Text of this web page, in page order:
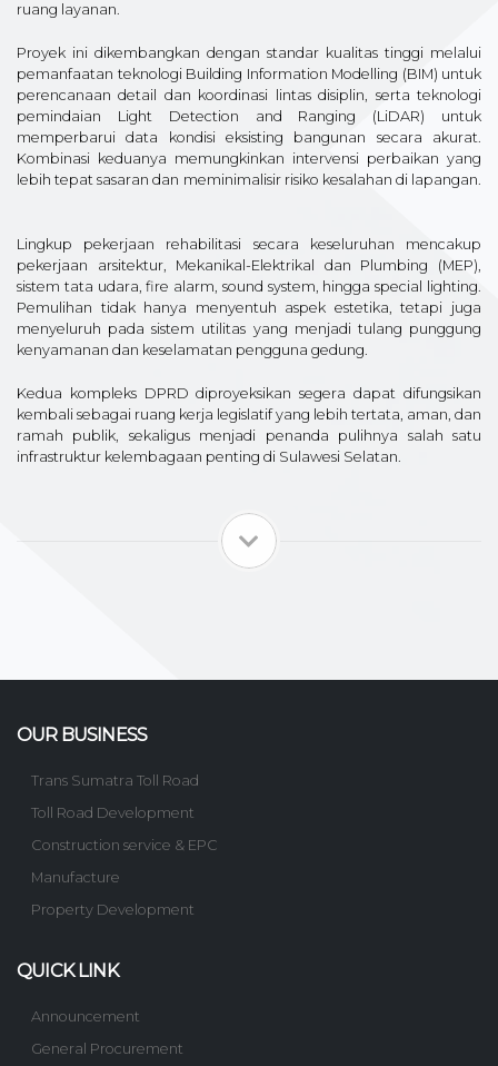
ruang layanan.
Proyek ini dikembangkan dengan standar kualitas tinggi melalui
pemanfaatan teknologi Building Information Modelling (BIM) untuk
perencanaan detail dan koordinasi lintas disiplin, serta teknologi
pemindaian Light Detection and Ranging (LiDAR) untuk
memperbarui data kondisi eksisting bangunan secara akurat.
Kombinasi keduanya memungkinkan intervensi perbaikan yang
lebih tepat sasaran dan meminimalisir risiko kesalahan di lapangan.
Lingkup pekerjaan rehabilitasi secara keseluruhan mencakup
pekerjaan arsitektur, Mekanikal-Elektrikal dan Plumbing (MEP),
sistem tata udara, fire alarm, sound system, hingga special lighting.
Pemulihan tidak hanya menyentuh aspek estetika, tetapi juga
menyeluruh pada sistem utilitas yang menjadi tulang punggung
kenyamanan dan keselamatan pengguna gedung.
Kedua kompleks DPRD diproyeksikan segera dapat difungsikan
kembali sebagai ruang kerja legislatif yang lebih tertata, aman, dan
ramah publik, sekaligus menjadi penanda pulihnya salah satu
infrastruktur kelembagaan penting di Sulawesi Selatan.
OUR BUSINESS
Trans Sumatra Toll Road
Toll Road Development
Construction service & EPC
Manufacture
Property Development
QUICK LINK
Announcement
General Procurement